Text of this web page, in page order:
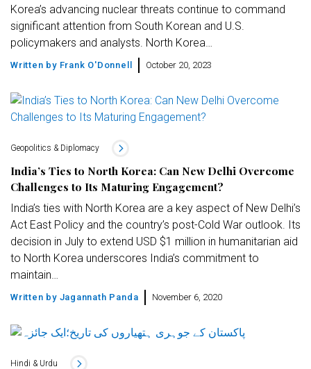
Korea’s advancing nuclear threats continue to command
significant attention from South Korean and U.S.
policymakers and analysts. North Korea…
Written by Frank O'Donnell October 20, 2023
Geopolitics & Diplomacy
India’s Ties to North Korea: Can New Delhi Overcome
Challenges to Its Maturing Engagement?
India’s ties with North Korea are a key aspect of New Delhi’s
Act East Policy and the country’s post-Cold War outlook. Its
decision in July to extend USD $1 million in humanitarian aid
to North Korea underscores India’s commitment to
maintain…
Written by Jagannath Panda November 6, 2020
Hindi & Urdu